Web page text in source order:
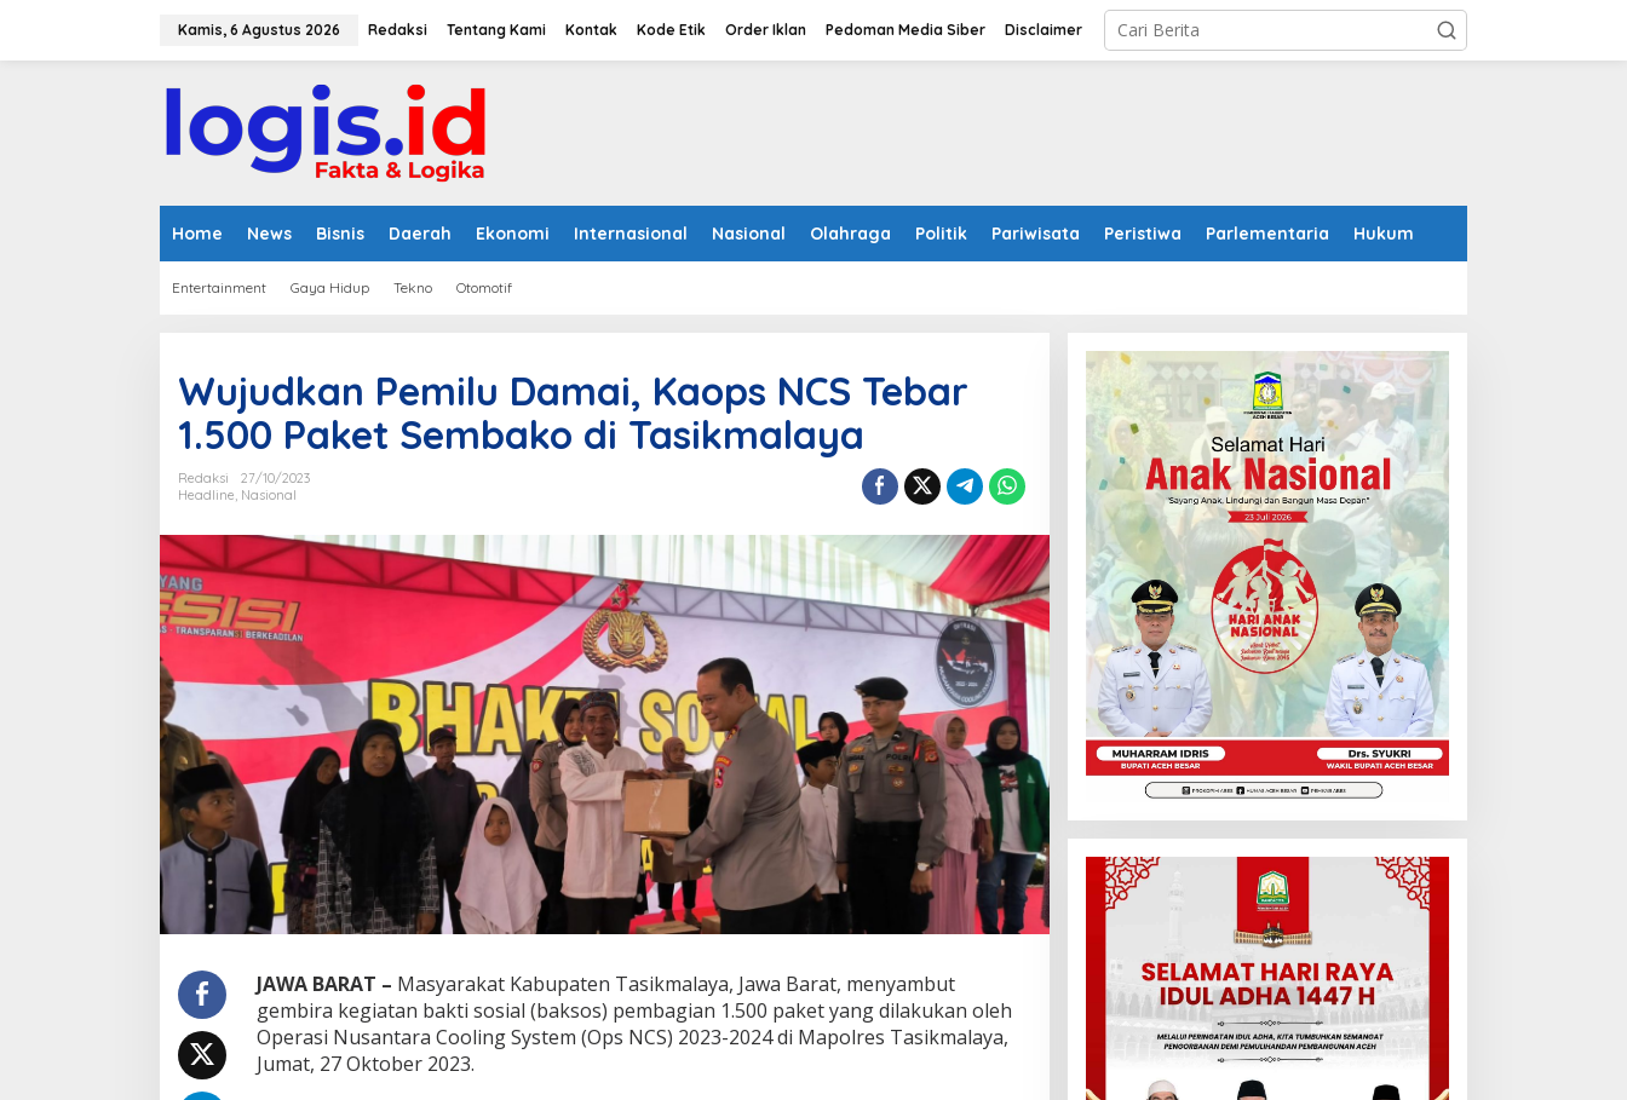
Kamis, 6 Agustus 2026 Redaksi Tentang Kami Kontak Kode Etik Order Iklan Pedoman Media Siber Disclaimer
Home News Bisnis Daerah Ekonomi Internasional Nasional Olahraga Politik Pariwisata Peristiwa Parlementaria Hukum
Entertainment Gaya Hidup Tekno Otomotif
Wujudkan Pemilu Damai, Kaops NCS Tebar
1.500 Paket Sembako di Tasikmalaya
Redaksi
27/10/2023
Headline, Nasional
JAWA BARAT – Masyarakat Kabupaten Tasikmalaya, Jawa Barat, menyambut
gembira kegiatan bakti sosial (baksos) pembagian 1.500 paket yang dilakukan oleh
Operasi Nusantara Cooling System (Ops NCS) 2023-2024 di Mapolres Tasikmalaya,
Jumat, 27 Oktober 2023.